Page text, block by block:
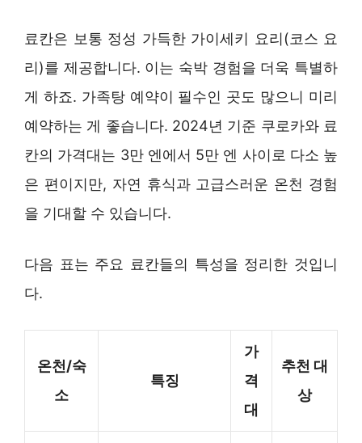
료칸은 보통 정성 가득한 가이세키 요리(코스 요
리)를 제공합니다. 이는 숙박 경험을 더욱 특별하
게 하죠. 가족탕 예약이 필수인 곳도 많으니 미리
예약하는 게 좋습니다. 2024년 기준 쿠로카와 료
칸의 가격대는 3만 엔에서 5만 엔 사이로 다소 높
은 편이지만, 자연 휴식과 고급스러운 온천 경험
을 기대할 수 있습니다.
다음 표는 주요 료칸들의 특성을 정리한 것입니
다.
온천/숙
소
특징
가
격
대
추천 대
상